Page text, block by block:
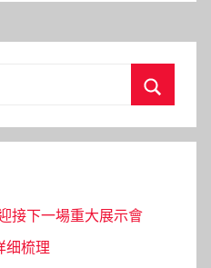
接下一場重大展示會
细梳理